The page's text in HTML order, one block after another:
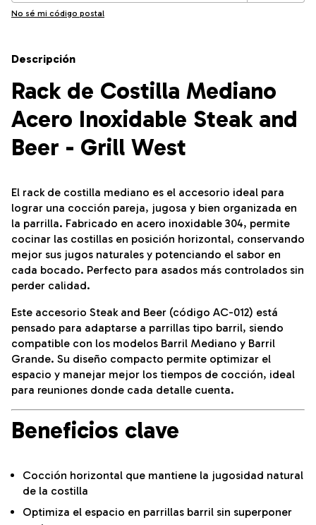
No sé mi código postal
Descripción
Rack de Costilla Mediano
Acero Inoxidable Steak and
Beer - Grill West
El rack de costilla mediano es el accesorio ideal para
lograr una cocción pareja, jugosa y bien organizada en
la parrilla. Fabricado en acero inoxidable 304, permite
cocinar las costillas en posición horizontal, conservando
mejor sus jugos naturales y potenciando el sabor en
cada bocado. Perfecto para asados más controlados sin
perder calidad.
Este accesorio Steak and Beer (código AC-012) está
pensado para adaptarse a parrillas tipo barril, siendo
compatible con los modelos Barril Mediano y Barril
Grande. Su diseño compacto permite optimizar el
espacio y manejar mejor los tiempos de cocción, ideal
para reuniones donde cada detalle cuenta.
Beneficios clave
Cocción horizontal que mantiene la jugosidad natural
de la costilla
Optimiza el espacio en parrillas barril sin superponer